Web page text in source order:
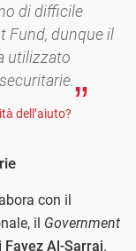
di difficile
Fund, dunque il
utilizzato
dell’aiuto?
con il
il Government
Fayez Al-Sarraj.